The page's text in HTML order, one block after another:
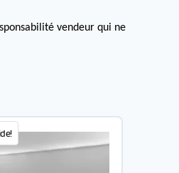
vendeur qui ne